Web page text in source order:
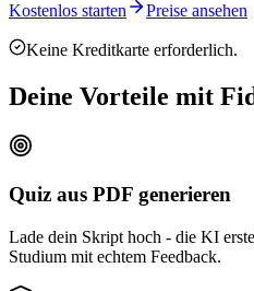
Kostenlos starten Preise ansehen
Keine Kreditkarte erforderlich.
Deine Vorteile mit
Quiz aus PDF generieren
Lade dein Skript hoch - die KI
Studium mit echtem Feedback.